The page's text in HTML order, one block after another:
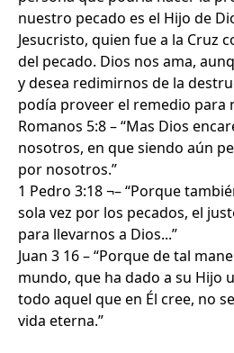
nuestro pecado es el Hijo de
Jesucristo, quien fue a la Cruz
del pecado. Dios nos ama,
y desea redimirnos de la
podía proveer el remedio para
Romanos 5:8 – “Mas Dios
nosotros, en que siendo aún
por nosotros.”
1 Pedro 3:18 ¬– “Porque
sola vez por los pecados, el
para llevarnos a Dios...”
Juan 3 16 – “Porque de tal
mundo, que ha dado a su Hijo
todo aquel que en Él cree, no
vida eterna.”